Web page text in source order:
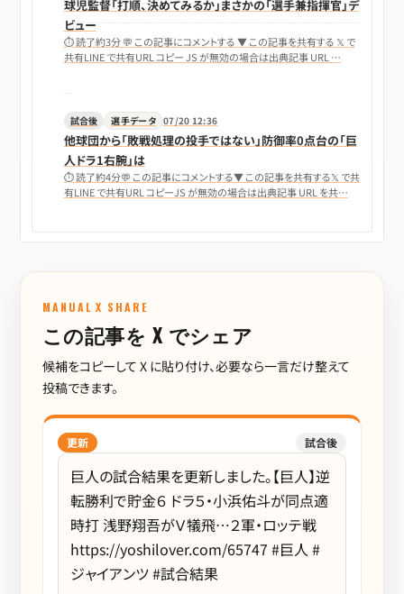
球児監督「打順、決めてみるか」まさかの「選手兼指揮官」デ
ビュー
⏱ 読了約3分 💬 この記事にコメントする ▼ この記事を共有する 𝕏 で
共有LINE で共有URL コピー JS が無効の場合は出典記事 URL …
試合後 選手データ 07/20 12:36
他球団から「敗戦処理の投手ではない」防御率0点台の「巨
人ドラ1右腕」は
⏱ 読了約4分💬 この記事にコメントする▼ この記事を共有する𝕏 で共
有LINE で共有URL コピーJS が無効の場合は出典記事 URL を共…
MANUAL X SHARE
この記事を X でシェア
候補をコピーして X に貼り付け、必要なら一言だけ整えて
投稿できます。
更新 試合後